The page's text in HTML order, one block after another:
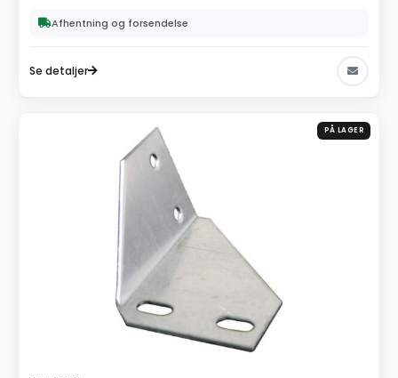
Afhentning og forsendelse
Se detaljer
PÅ LAGER